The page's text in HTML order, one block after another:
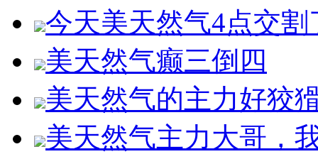
今天美天然气4点交
美天然气癫三倒四
美天然气的主力好狡
美天然气主力大哥，